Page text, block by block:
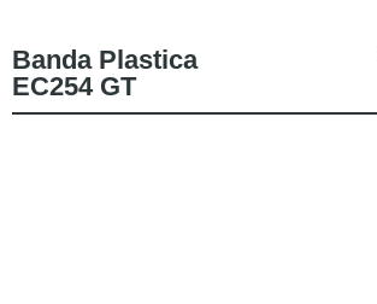
Banda Plastica
EC254 GT